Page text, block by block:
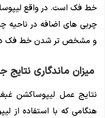
خط فک است. در واقع
چربی های اضافه در ناحیه
و مشخص تر شدن خط فک
میزان ماندگاری
نتایج عمل لیپوساکشن
هنگامی که با استفاده از